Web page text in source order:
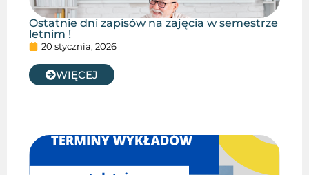
Ostatnie dni zapisów na zajęcia w semestrze
letnim !
20 stycznia, 2026
WIĘCEJ